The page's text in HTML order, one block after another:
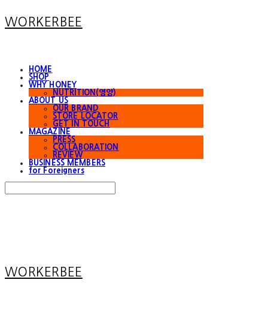
WORKERBEE
HOME
SHOP
WHY HONEY
NUTRITION(영양)
ABOUT US
OUR BRAND
STORE LOCATOR
GET IN TOUCH
MAGAZINE
PRESS
COLLABORATION
REVIEW
BUSINESS MEMBERS
for Foreigners
WORKERBEE